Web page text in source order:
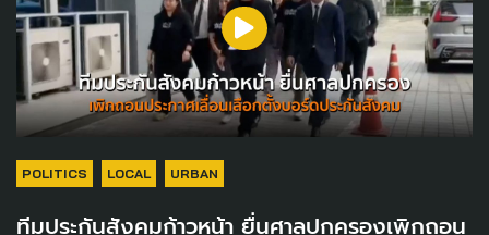
POLITICS LOCAL URBAN
ทีมประกันสังคมก้าวหน้า ยื่นศาลปกครองเพิกถอน